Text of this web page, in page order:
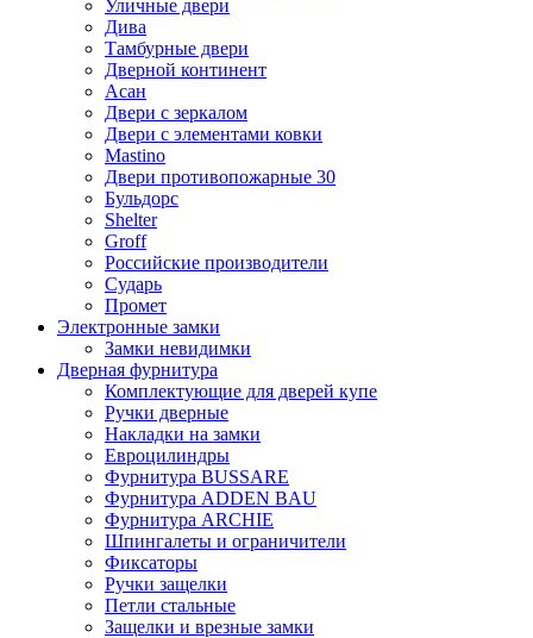
Уличные двери
Дива
Тамбурные двери
Дверной континент
Асан
Двери с зеркалом
Двери с элементами ковки
Mastino
Двери противопожарные 30
Бульдорс
Shelter
Groff
Российские производители
Сударь
Промет
Электронные замки
Замки невидимки
Дверная фурнитура
Комплектующие для дверей купе
Ручки дверные
Накладки на замки
Евроцилиндры
Фурнитура BUSSARE
Фурнитура ADDEN BAU
Фурнитура ARCHIE
Шпингалеты и ограничители
Фиксаторы
Ручки защелки
Петли стальные
Защелки и врезные замки